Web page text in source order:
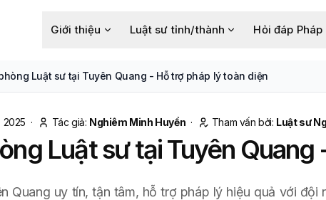
Giới thiệu Luật sư tỉnh/thành Hỏi đáp Pháp
Luật sư tại Tuyên Quang - Hỗ trợ pháp lý toàn diện
2025 · Tác giả: Nghiêm Minh Huyền · Tham vấn bởi: Luật sư
Luật sư tại Tuyên
Quang uy tín, tận tâm, hỗ trợ pháp lý hiệu quả với